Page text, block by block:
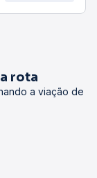
rota
a viação de